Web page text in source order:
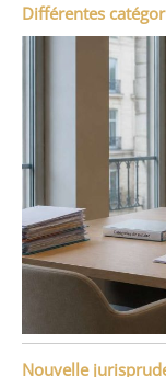
Différentes
Nouvelle